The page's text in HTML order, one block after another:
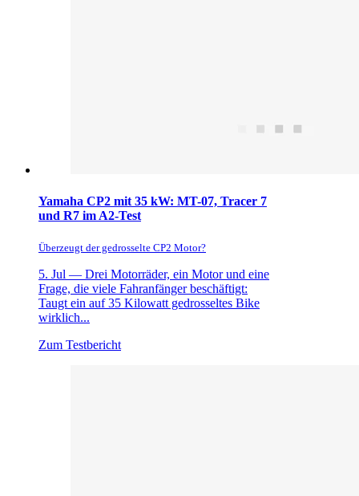
Yamaha CP2 mit 35 kW: MT-07, Tracer 7
und R7 im A2-Test
Überzeugt der gedrosselte CP2 Motor?
5. Jul — Drei Motorräder, ein Motor und eine
Frage, die viele Fahranfänger beschäftigt:
Taugt ein auf 35 Kilowatt gedrosseltes Bike
wirklich...
Zum Testbericht